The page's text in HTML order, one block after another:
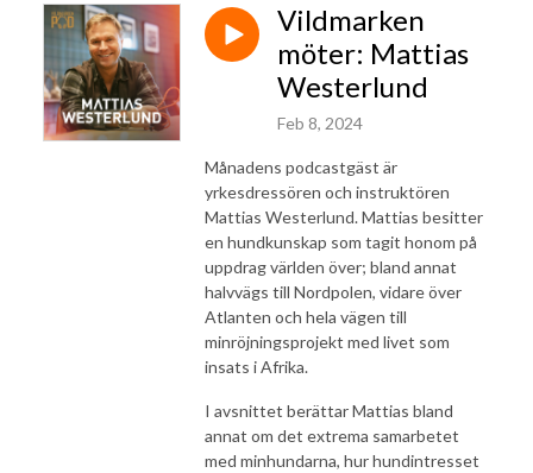
Vildmarken
möter: Mattias
Westerlund
Feb 8, 2024
Månadens podcastgäst är
yrkesdressören och instruktören
Mattias Westerlund. Mattias besitter
en hundkunskap som tagit honom på
uppdrag världen över; bland annat
halvvägs till Nordpolen, vidare över
Atlanten och hela vägen till
minröjningsprojekt med livet som
insats i Afrika.
I avsnittet berättar Mattias bland
annat om det extrema samarbetet
med minhundarna, hur hundintresset